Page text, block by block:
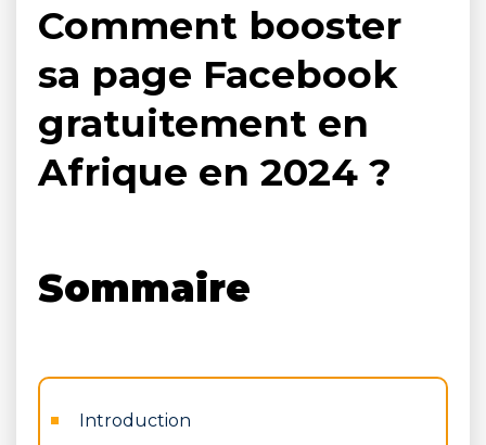
Comment booster
sa page Facebook
gratuitement en
Afrique en 2024 ?
Sommaire
Introduction